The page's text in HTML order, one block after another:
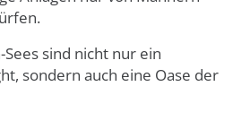
Sees sind nicht nur ein
sondern auch eine Oase der